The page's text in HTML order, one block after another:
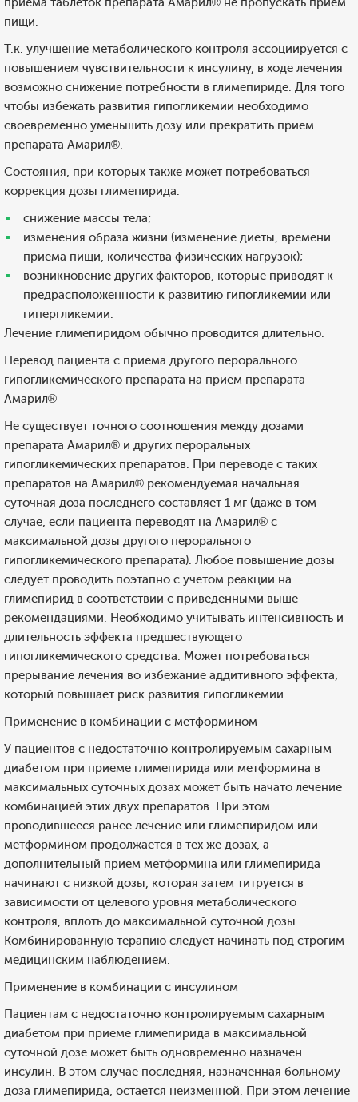
пищи.
Т.к. улучшение метаболического контроля ассоциируется с
повышением чувствительности к инсулину, в ходе лечения
возможно снижение потребности в глимепириде. Для того
чтобы избежать развития гипогликемии необходимо
своевременно уменьшить дозу или прекратить прием
препарата Амарил®.
Состояния, при которых также может потребоваться
коррекция дозы глимепирида:
снижение массы тела;
изменения образа жизни (изменение диеты, времени
приема пищи, количества физических нагрузок);
возникновение других факторов, которые приводят к
предрасположенности к развитию гипогликемии или
гипергликемии.
Лечение глимепиридом обычно проводится длительно.
Перевод пациента с приема другого перорального
гипогликемического препарата на прием препарата
Амарил®
Не существует точного соотношения между дозами
препарата Амарил® и других пероральных
гипогликемических препаратов. При переводе с таких
препаратов на Амарил® рекомендуемая начальная
суточная доза последнего составляет 1 мг (даже в том
случае, если пациента переводят на Амарил® с
максимальной дозы другого перорального
гипогликемического препарата). Любое повышение дозы
следует проводить поэтапно с учетом реакции на
глимепирид в соответствии с приведенными выше
рекомендациями. Необходимо учитывать интенсивность и
длительность эффекта предшествующего
гипогликемического средства. Может потребоваться
прерывание лечения во избежание аддитивного эффекта,
который повышает риск развития гипогликемии.
Применение в комбинации с метформином
У пациентов с недостаточно контролируемым сахарным
диабетом при приеме глимепирида или метформина в
максимальных суточных дозах может быть начато лечение
комбинацией этих двух препаратов. При этом
проводившееся ранее лечение или глимепиридом или
метформином продолжается в тех же дозах, а
дополнительный прием метформина или глимепирида
начинают с низкой дозы, которая затем титруется в
зависимости от целевого уровня метаболического
контроля, вплоть до максимальной суточной дозы.
Комбинированную терапию следует начинать под строгим
медицинским наблюдением.
Применение в комбинации с инсулином
Пациентам с недостаточно контролируемым сахарным
диабетом при приеме глимепирида в максимальной
суточной дозе может быть одновременно назначен
инсулин. В этом случае последняя, назначенная больному
доза глимепирида, остается неизменной. При этом лечение